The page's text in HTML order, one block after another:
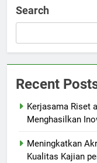
Search
Recent
Kerjasama Riset
Menghasilkan
Meningkatkan
Kualitas Kajian